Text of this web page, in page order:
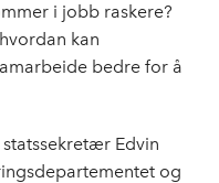
i jobb raskere?
kan
bedre for å
Edvin
og